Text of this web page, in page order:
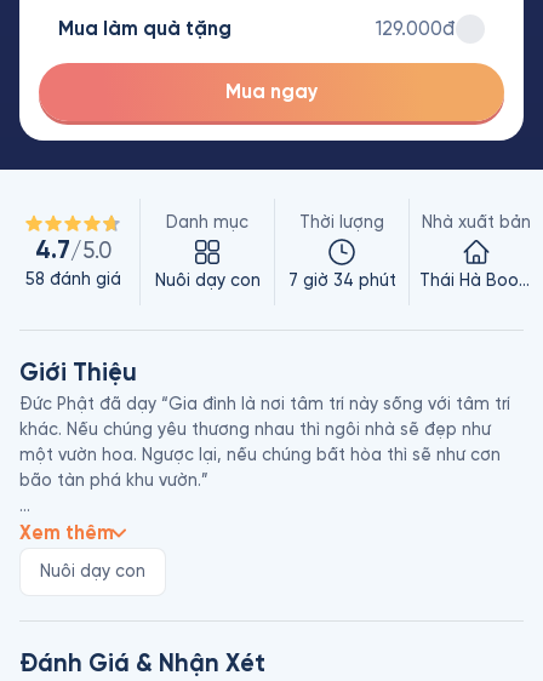
Mua làm quà tặng 129.000đ
Mua ngay
4.7/5.0
58 đánh giá
Danh mục
Nuôi dạy con
Thời lượng
7 giờ 34 phút
Nhà xuất bản
Thái Hà Books
Giới Thiệu
Đức Phật đã dạy “Gia đình là nơi tâm trí này sống với tâm trí
khác. Nếu chúng yêu thương nhau thì ngôi nhà sẽ đẹp như
một vườn hoa. Ngược lại, nếu chúng bất hòa thì sẽ như cơn
bão tàn phá khu vườn.”
Có rất nhiều sách về nuôi dạy con, nhưng gần như không có
suy cho cùng, là về quy luật nhân quả. Nếu chúng ta làm điều
(thiếu hiểu biết) và từ đó là toàn bộ khổ đau nữa.
Xem thêm
Nuôi dạy con
Đánh Giá & Nhận Xét